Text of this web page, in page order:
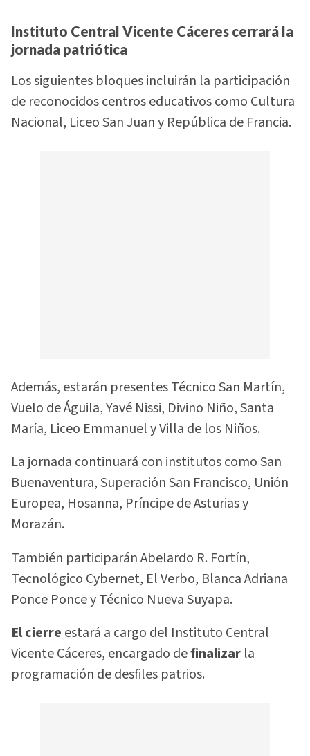
Instituto Central Vicente Cáceres cerrará la
jornada patriótica
Los siguientes bloques incluirán la participación
de reconocidos centros educativos como Cultura
Nacional, Liceo San Juan y República de Francia.
Además, estarán presentes Técnico San Martín,
Vuelo de Águila, Yavé Nissi, Divino Niño, Santa
María, Liceo Emmanuel y Villa de los Niños.
La jornada continuará con institutos como San
Buenaventura, Superación San Francisco, Unión
Europea, Hosanna, Príncipe de Asturias y
Morazán.
También participarán Abelardo R. Fortín,
Tecnológico Cybernet, El Verbo, Blanca Adriana
Ponce Ponce y Técnico Nueva Suyapa.
El cierre estará a cargo del Instituto Central
Vicente Cáceres, encargado definalizar la
programación de desfiles patrios.